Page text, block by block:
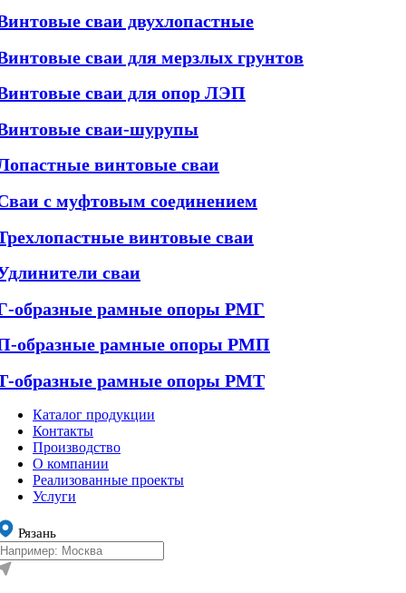
сваи двухлопастные
сваи для мерзлых грунтов
сваи для опор ЛЭП
сваи-шурупы
винтовые сваи
с муфтовым соединением
винтовые сваи
сваи
образные рамные опоры РМГ
образные рамные опоры РМП
образные рамные опоры РМТ
Каталог продукции
Контакты
Производство
О компании
Реализованные проекты
Услуги
Рязань